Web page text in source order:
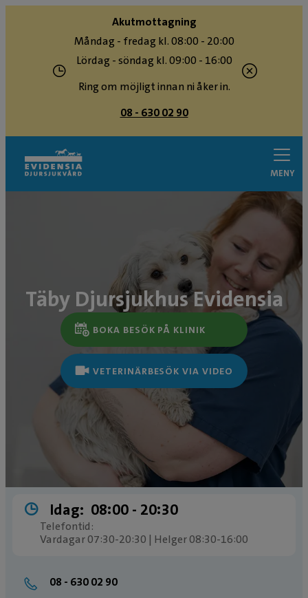
Akutmottagning
Måndag - fredag kl. 08:00 - 20:00
Lördag - söndag kl. 09:00 - 16:00
Ring om möjligt innan ni åker in.
08 - 630 02 90
MENY
Täby Djursjukhus Evidensia
BOKA BESÖK PÅ KLINIK
VETERINÄRBESÖK VIA VIDEO
Idag: 08:00 ­- 20:30
Telefontid:
Vardagar 07:30-20:30 | Helger 08:30-16:00
08 - 630 02 90